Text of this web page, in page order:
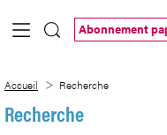
Saut au contenu principal
Abonnement
Accueil Recherche
Recherche